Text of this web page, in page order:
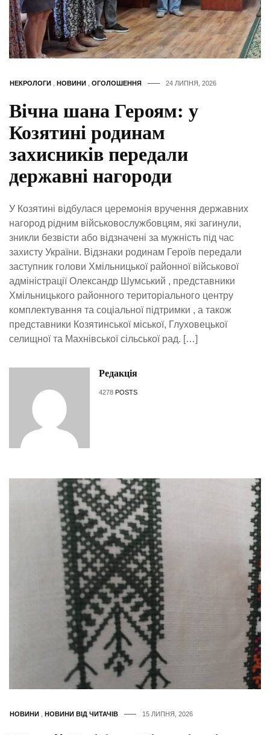
НЕКРОЛОГИ НОВИНИ ОГОЛОШЕННЯ 24 ЛИПНЯ, 2026
Вічна шана Героям: у
Козятині родинам
захисників передали
державні нагороди
У Козятині відбулася церемонія вручення державних
нагород рідним військовослужбовцям, які загинули,
зникли безвісти або відзначені за мужність під час
захисту України. Відзнаки родинам Героїв передали
заступник голови Хмільницької районної військової
адміністрації Олександр Шумський , представники
Хмільницького районного територіального центру
комплектування та соціальної підтримки , а також
представники Козятинської міської, Глуховецької
селищної та Махнівської сільської рад. […]
Редакція
4278 POSTS
НОВИНИ НОВИНИ ВІД ЧИТАЧІВ 15 ЛИПНЯ, 2026